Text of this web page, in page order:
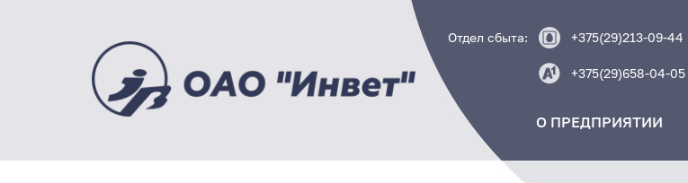
Отдел сбыта: +375(29)213-09-44
+375(29)658-04-05
О ПРЕДПРИЯТИИ